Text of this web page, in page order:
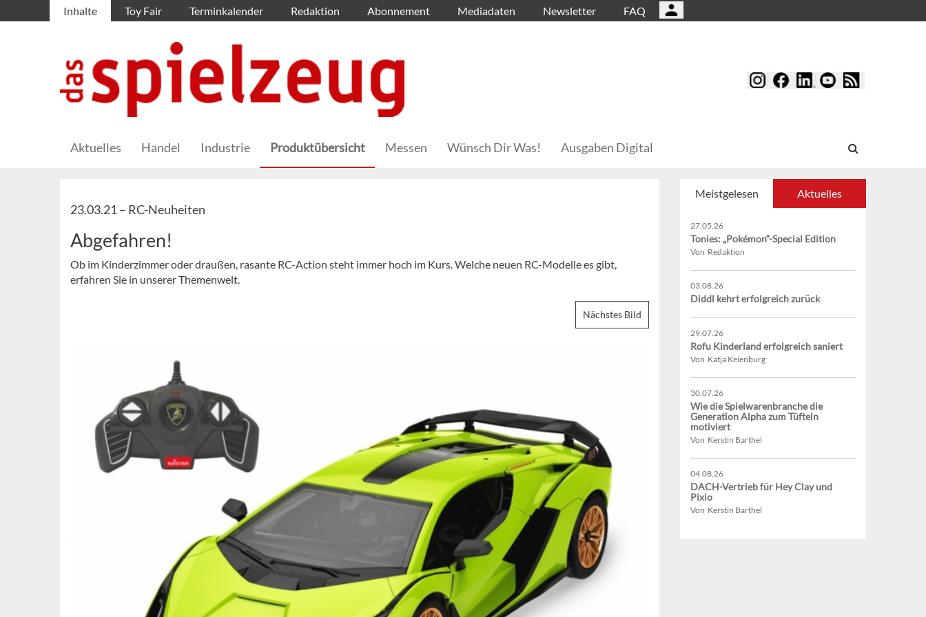
Inhalte Toy Fair Terminkalender Redaktion Abonnement Mediadaten Newsletter FAQ
Aktuelles Handel Industrie Produktübersicht Messen Wünsch Dir Was! Ausgaben Digital
23.03.21 – RC-Neuheiten
Abgefahren!
Ob im Kinderzimmer oder draußen, rasante RC-Action steht immer hoch im Kurs. Welche neuen RC-Modelle es gibt,
erfahren Sie in unserer Themenwelt.
Nächstes Bild
Meistgelesen Aktuelles
27.05.26
Tonies: „Pokémon“-Special Edition
Von Redaktion
03.08.26
Diddl kehrt erfolgreich zurück
29.07.26
Rofu Kinderland erfolgreich saniert
Von Katja Keienburg
30.07.26
Wie die Spielwarenbranche die
Generation Alpha zum Tüfteln
motiviert
Von Kerstin Barthel
04.08.26
DACH-Vertrieb für Hey Clay und
Pixio
Von Kerstin Barthel